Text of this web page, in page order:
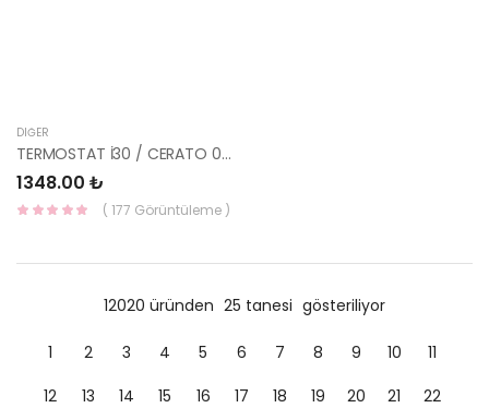
DIĞER
TERMOSTAT İ30 / CERATO 07- İ20 25500-2B400-YS
1348.00 ₺
( 177 Görüntüleme )
12020 üründen 25 tanesi gösteriliyor
1 2 3 4 5 6 7 8 9 10
11
12
13 14 15 16 17 18 19 20 21
22